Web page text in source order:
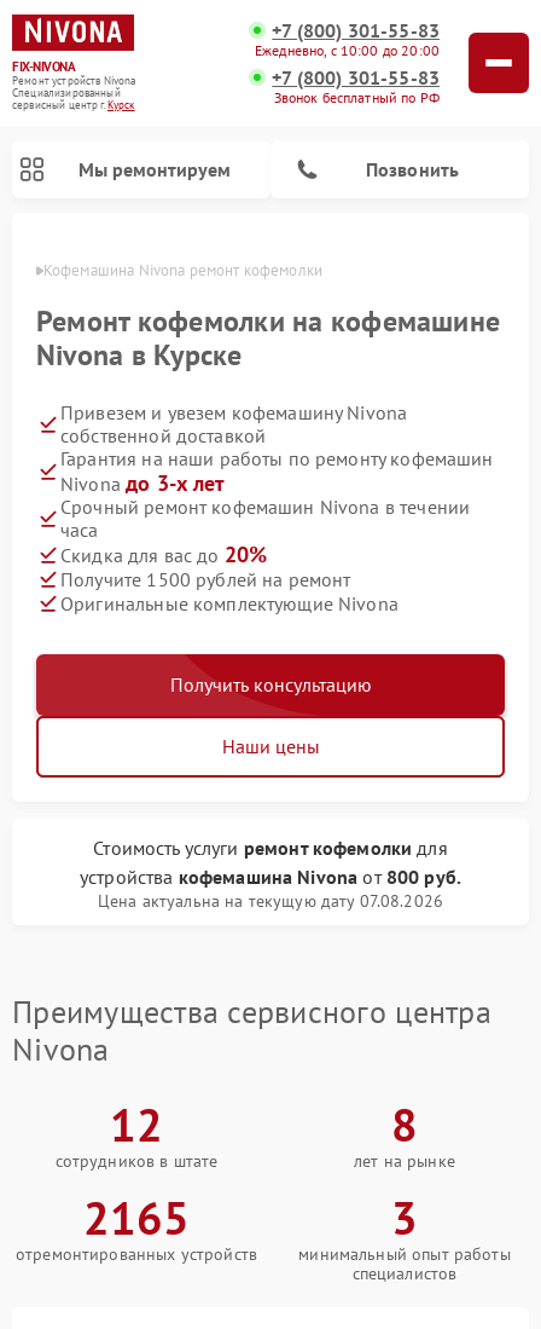
FIX-NIVONA
Ремонт устройств Nivona
Специализированный
cервисный центр г.Курск
+7 (800) 301-55-83
Ежедневно, с 10:00 до 20:00
+7 (800) 301-55-83
Звонок бесплатный по РФ
Мы ремонтируем Позвонить
Кофемашина Nivona ремонт кофемолки
Ремонт кофемолки на кофемашине
Nivona в Курске
Привезем и увезем кофемашину Nivona
собственной доставкой
Гарантия на наши работы по ремонту кофемашин
Nivonaдо 3-х лет
Срочный ремонт кофемашин Nivona в течении
часа
Скидка для вас до 20%
Получите 1500 рублей на ремонт
Оригинальные комплектующие Nivona
Получить консультацию
Наши цены
Стоимость услуги ремонт кофемолки для
устройства кофемашина Nivona от 800 руб.
Цена актуальна на текущую дату 07.08.2026
Преимущества сервисного центра
Nivona
12
сотрудников в штате
8
лет на рынке
2165
отремонтированных устройств
3
минимальный опыт работы
специалистов